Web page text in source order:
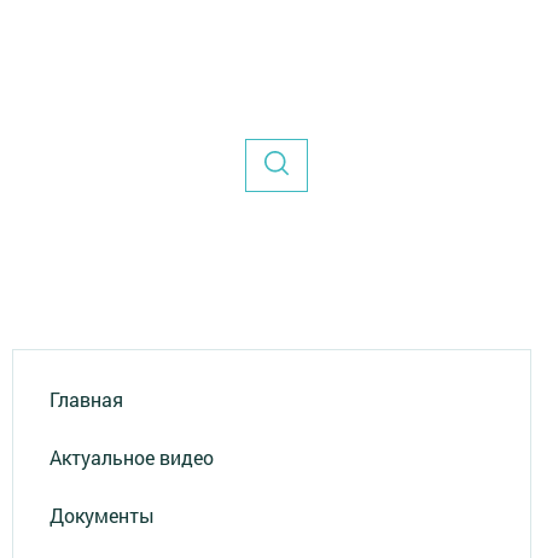
Главная
Актуальное видео
Документы